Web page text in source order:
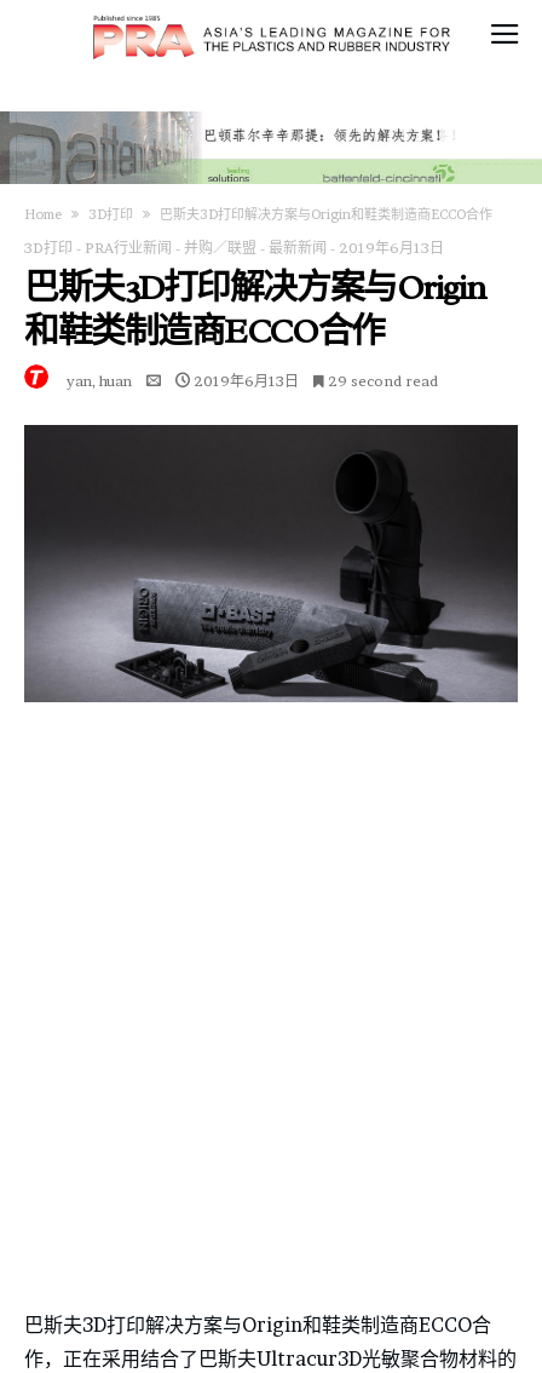
Home 3D打印 巴斯夫3D打印解决方案与Origin和鞋类制造商ECCO合作
3D打印 - PRA行业新闻 - 并购／联盟 - 最新新闻 - 2019年6月13日
巴斯夫3D打印解决方案与Origin
和鞋类制造商ECCO合作
yan, huan 2019年6月13日 29 second read
巴斯夫3D打印解决方案与Origin和鞋类制造商ECCO合
作，正在采用结合了巴斯夫Ultracur3D光敏聚合物材料的